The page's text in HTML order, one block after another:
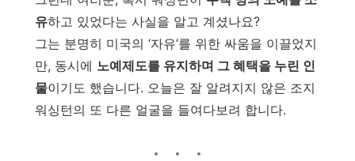
유하고 있었다는 사실을 알고 계셨나요?
그는 분명히 미국의 ‘자유’를 위한 싸움을 이끌었지
만, 동시에 노예제도를 유지하며 그 혜택을 누린 인
물이기도 했습니다. 오늘은 잘 알려지지 않은 조지
워싱턴의 또 다른 얼굴을 들여다보려 합니다.